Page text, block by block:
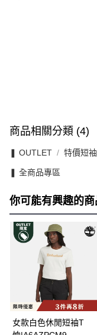
商品相關分類 (4)
❚ OUTLET 特價短
❚ 全商品專區
你可能有興趣的商
女款白色休閒短袖T